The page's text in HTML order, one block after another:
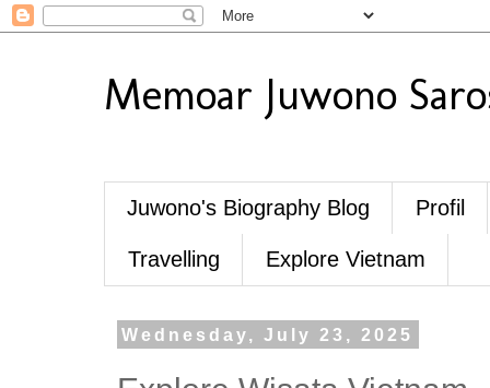
Memoar Juwono
Juwono's Biography Blog Profil
Travelling Explore Vietnam
Wednesday, July 23, 2025